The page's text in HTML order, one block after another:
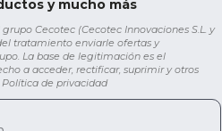
y mucho más
Cecotec (Cecotec Innovaciones S.L. y
tratamiento enviarle ofertas y
La base de legitimación es el
a acceder, rectificar, suprimir y otros
Política de privacidad